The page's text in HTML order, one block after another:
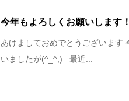
今年もよろしくお願いします！
あけましておめでとうございます
いましたが(^_^;) 最近...